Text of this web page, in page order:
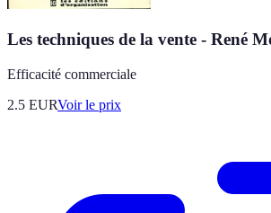
Les techniques de la vente - René
Efficacité commerciale
2.5 EURVoir le prix